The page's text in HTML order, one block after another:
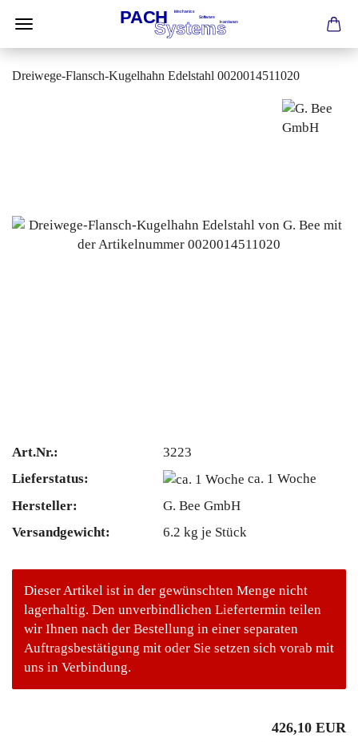
Dreiwege-Flansch-Kugelhahn Edelstahl 0020014511020
Art.Nr.:
3223
Lieferstatus:
ca. 1 Woche
Hersteller:
G. Bee GmbH
Versandgewicht:
6.2 kg je Stück
Dieser Artikel ist in der gewünschten Menge nicht
lagerhaltig. Den unverbindlichen Liefertermin teilen
wir Ihnen nach der Bestellung in einer separaten
Auftragsbestätigung mit oder Sie setzen sich vorab mit
uns in Verbindung.
426,10 EUR